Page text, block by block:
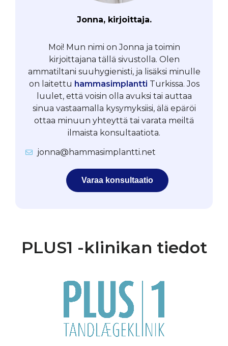
Jonna, kirjoittaja.
Moi! Mun nimi on Jonna ja toimin
kirjoittajana tällä sivustolla. Olen
ammatiltani suuhygienisti, ja lisäksi minulle
on laitettu hammasimplantti Turkissa. Jos
luulet, että voisin olla avuksi tai auttaa
sinua vastaamalla kysymyksiisi, älä epäröi
ottaa minuun yhteyttä tai varata meiltä
ilmaista konsultaatiota.
jonna@hammasimplantti.net
Varaa konsultaatio
PLUS1 -klinikan tiedot